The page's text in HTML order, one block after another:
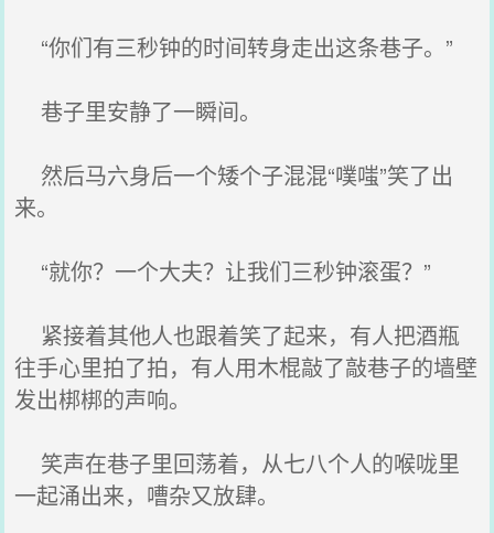
“你们有三秒钟的时间转身走出这条巷子。”
巷子里安静了一瞬间。
然后马六身后一个矮个子混混“噗嗤”笑了出
来。
“就你？一个大夫？让我们三秒钟滚蛋？”
紧接着其他人也跟着笑了起来，有人把酒瓶
往手心里拍了拍，有人用木棍敲了敲巷子的墙壁
发出梆梆的声响。
笑声在巷子里回荡着，从七八个人的喉咙里
一起涌出来，嘈杂又放肆。